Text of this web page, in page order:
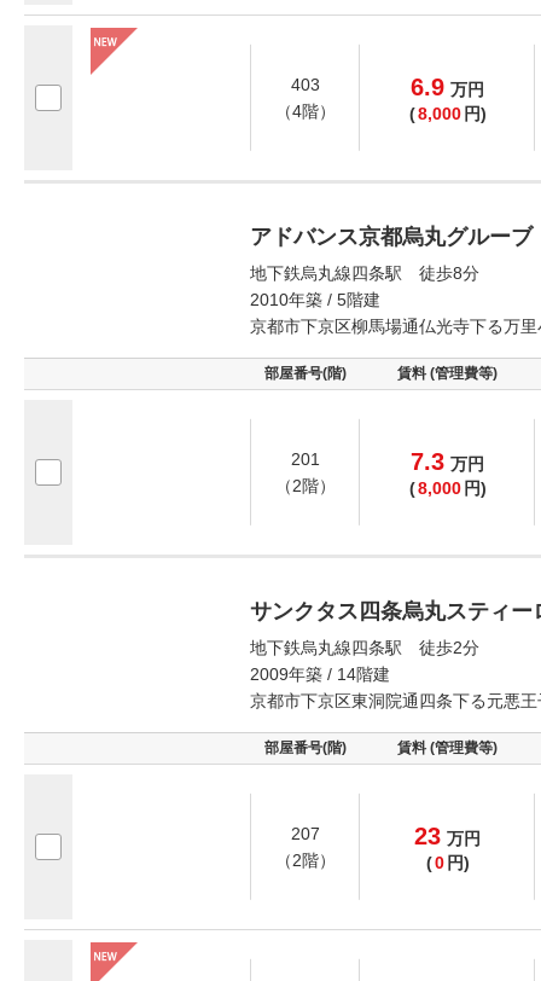
403
（4階）
6.9 万円
(8,000 円)
アドバンス京都烏丸グルーブ
地下鉄烏丸線四条駅 徒歩8分
2010年築 / 5階建
京都市下京区柳馬場通仏光寺下る万
部屋番号(階) 賃料 (管理費等)
201
（2階）
7.3 万円
(8,000 円)
サンクタス四条烏丸スティー
地下鉄烏丸線四条駅 徒歩2分
2009年築 / 14階建
京都市下京区東洞院通四条下る元悪王
部屋番号(階) 賃料 (管理費等)
207
（2階）
23 万円
(0 円)